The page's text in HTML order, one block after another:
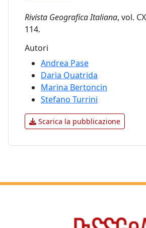
Rivista Geografica Italiana, vol.
114.
Autori
Andrea Pase
Daria Quatrida
Marina Bertoncin
Stefano Turrini
Scarica la pubblicazione